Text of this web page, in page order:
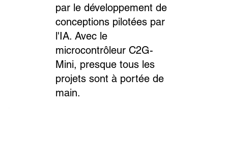
par le développement de
conceptions pilotées par
l'IA. Avec le
microcontrôleur C2G-
Mini, presque tous les
projets sont à portée de
main.